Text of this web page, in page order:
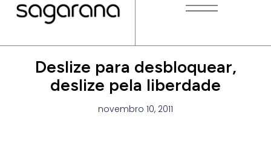
Deslize para desbloquear,
deslize pela liberdade
novembro 10, 2011